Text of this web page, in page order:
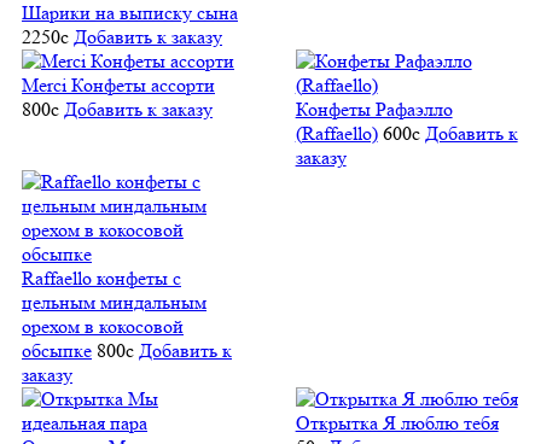
Шарики на выписку сына
2250c Добавить к заказу
Merci Конфеты ассорти
800c Добавить к заказу
Конфеты Рафаэлло
(Raffaello) 600c Добавить к
заказу
Raffaello конфеты с
цельным миндальным
орехом в кокосовой
обсыпке 800c Добавить к
заказу
Открытка Я люблю тебя